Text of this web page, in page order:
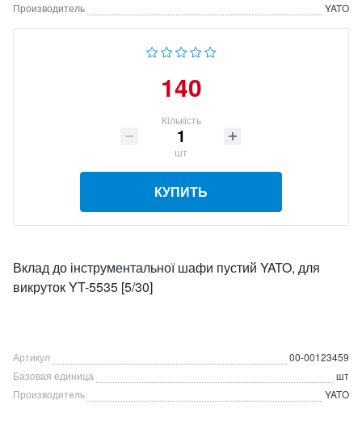
Производитель
YATO
140
Кількість
шт
КУПИТЬ
Вклад до інструментальної шафи пустий YATO, для
викруток YT-5535 [5/30]
Артикул
00-00123459
Базовая единица
шт
Производитель
YATO